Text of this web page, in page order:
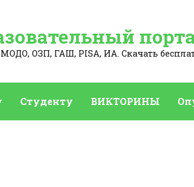
ОЗП, ГАШ, PISA, ИА. Скачать
Студенту ВИКТОРИНЫ